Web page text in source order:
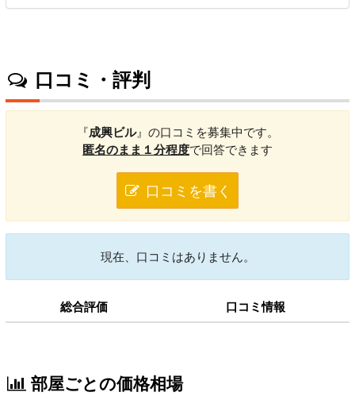
口コミ・評判
『成興ビル』の口コミを募集中です。
匿名のまま１分程度で回答できます
口コミを書く
現在、口コミはありません。
総合評価 口コミ情報
部屋ごとの価格相場